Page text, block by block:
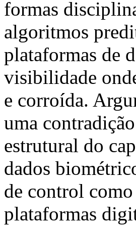
formas
algoritmos
plataformas de
visibilidade
e corroída.
uma
estrutural do
dados
de control
plataformas